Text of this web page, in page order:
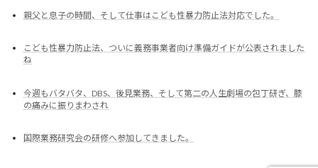
親父と息子の時間、そして仕事はこども性暴力防止法対応でした。
こども性暴力防止法、ついに義務事業者向け準備ガイドが公表されました
ね
今週もバタバタ、DBS、後見業務、そして第二の人生劇場の包丁研ぎ、膝
の痛みに振りまわされ
国際業務研究会の研修へ参加してきました。